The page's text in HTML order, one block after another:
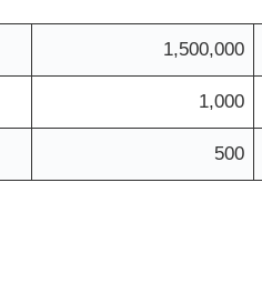
1,500,000
1,000
500